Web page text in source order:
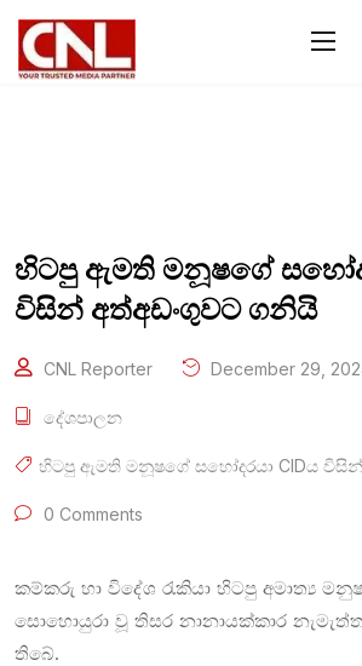
හිටපු ඇමති මනූෂගේ
විසින් අත්අඩංගුවට ගනියි
CNL Reporter December 29,
දේශපාලන
හිටපු ඇමති මනූෂගේ සහෝදරයා CIDය
0 Comments
කම්කරු හා විදේශ රැකියා හිටපු අමාත්‍ය
සොහොයුරා වූ තිසර නානායක්කාර
තිබේ.